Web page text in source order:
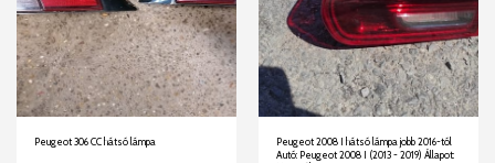
Peugeot 306 CC hátsó lámpa
Peugeot 2008 I hátsó lámpa jobb 2016-tól
Autó: Peugeot 2008 I (2013 - 2019) Állapot: